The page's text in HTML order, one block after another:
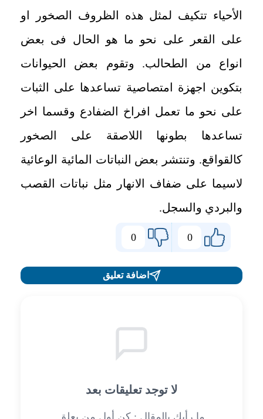
الأحياء تتكيف لمثل هذه الظروف
الصخور او
على القعر على نحو ما هو الحال فى بعض
انواع من الطحالب. وتقوم بعض الحيوانات
بتكوين اجهزة امتصاصية تساعدها على الثبات
على نحو ما تعمل افراخ الضفادع وقسما اخر
تساعدها بطونها اللاصقة على الصخور
كالقواقع. وتنتشر بعض النباتات المائية الوعائية
لاسيما على ضفاف الانهار مثل نباتات القصب
والبردي والسجل.
0
0
اضافة تعليق
لا توجد تعليقات بعد
ما رأيك بالمقال : كن أول من يعلق